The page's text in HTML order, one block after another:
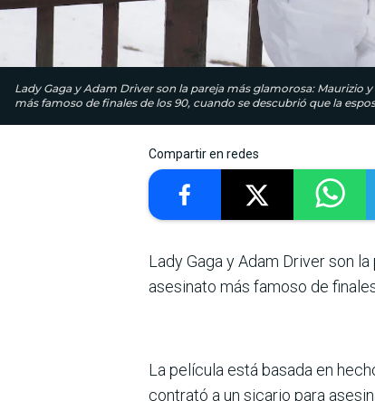
Lady Gaga y Adam Driver son la pareja más glamorosa: Maurizio
más famoso de finales de los 90, cuando se descubrió que la
Compartir en redes
Lady Gaga y Adam Driver son
asesinato más famoso de
La película está basada en
contrató a un sicario para